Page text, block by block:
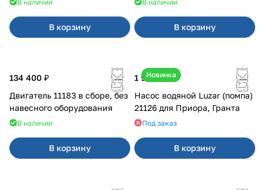
В наличии
В корзину
В наличии
В корзину
134 400 ₽
Двигатель 11183 в сборе, без
навесного оборудования
В наличии
В корзину
Новинка
1 990 ₽
Насос водяной Luzar (помпа)
21126 для Приора, Гранта
Под заказ
В корзину